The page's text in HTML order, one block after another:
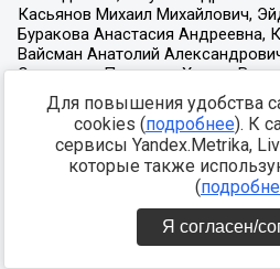
Для повышения удобства
cookies (подробнее). К
сервисы Yandex.Metrika,
которые также
(
Я согласен/